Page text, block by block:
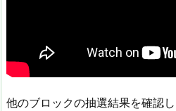
他のブロックの抽選結果を確認